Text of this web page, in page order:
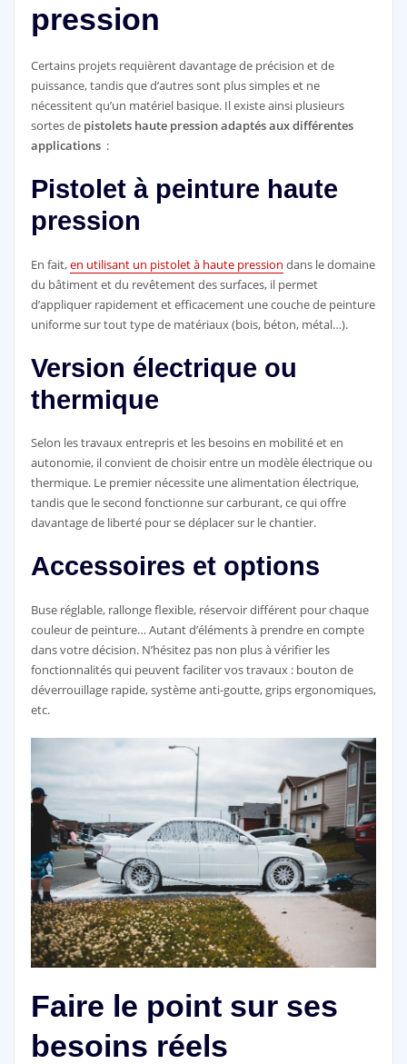
pression
Certains projets requièrent davantage de précision et de
puissance, tandis que d’autres sont plus simples et ne
nécessitent qu’un matériel basique. Il existe ainsi plusieurs
sortes de pistolets haute pression adaptés aux différentes
applications :
Pistolet à peinture haute
pression
En fait,en utilisant un pistolet à haute pression dans le domaine
du bâtiment et du revêtement des surfaces, il permet
d’appliquer rapidement et efficacement une couche de peinture
uniforme sur tout type de matériaux (bois, béton, métal…).
Version électrique ou
thermique
Selon les travaux entrepris et les besoins en mobilité et en
autonomie, il convient de choisir entre un modèle électrique ou
thermique. Le premier nécessite une alimentation électrique,
tandis que le second fonctionne sur carburant, ce qui offre
davantage de liberté pour se déplacer sur le chantier.
Accessoires et options
Buse réglable, rallonge flexible, réservoir différent pour chaque
couleur de peinture… Autant d’éléments à prendre en compte
dans votre décision. N’hésitez pas non plus à vérifier les
fonctionnalités qui peuvent faciliter vos travaux : bouton de
déverrouillage rapide, système anti-goutte, grips ergonomiques,
etc.
Faire le point sur ses
besoins réels